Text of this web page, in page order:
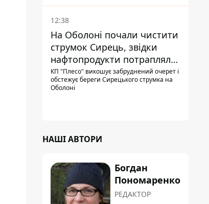
12:38
На Оболоні почали чистити
струмок Сирець, звідки
нафтопродукти потрапляли
до озер
КП "Плесо" викошує забруднений очерет і
обстежує береги Сирецького струмка на
Оболоні
НАШІ АВТОРИ
Богдан
Пономаренко
РЕДАКТОР